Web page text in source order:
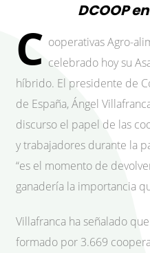
DCOOP
C ooperativas Agro-
celebrado hoy su
híbrido. El presidente de
de España, Ángel
discurso el papel de las
y trabajadores durante la
“es el momento de
ganadería la importancia
Villafranca ha señalado
formado por 3.669